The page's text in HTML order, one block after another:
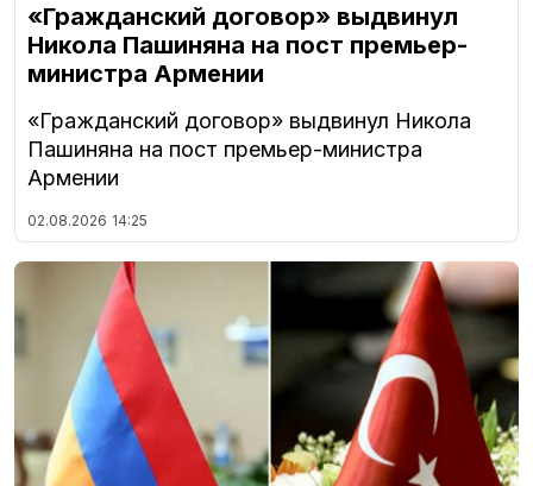
«Гражданский договор» выдвинул
Никола Пашиняна на пост премьер-
министра Армении
«Гражданский договор» выдвинул Никола
Пашиняна на пост премьер-министра
Армении
02.08.2026 14:25